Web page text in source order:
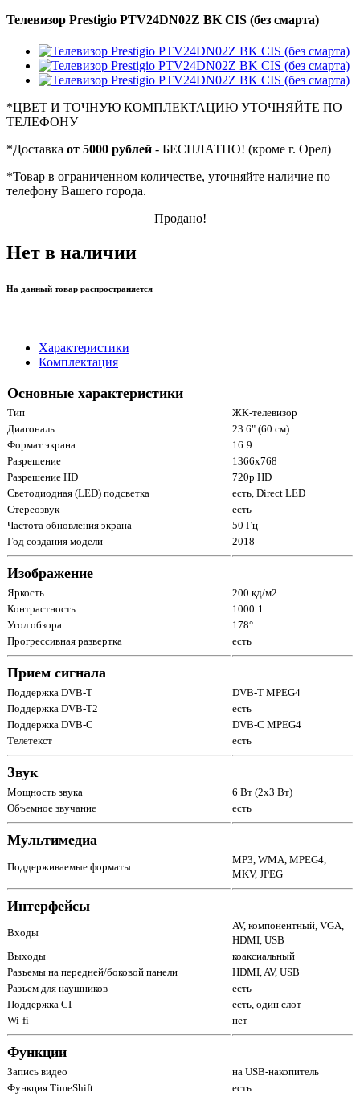
Телевизор Prestigio PTV24DN02Z BK CIS (без смарта)
*ЦВЕТ И ТОЧНУЮ КОМПЛЕКТАЦИЮ УТОЧНЯЙТЕ ПО
ТЕЛЕФОНУ
*Доставка от 5000 рублей - БЕСПЛАТНО! (кроме г. Орел)
*Товар в ограниченном количестве, уточняйте наличие по
телефону Вашего города.
Продано!
Нет в наличии
На данный товар распространяется
Характеристики
Комплектация
Основные характеристики
Тип
ЖК-телевизор
Диагональ
23.6" (60 см)
Формат экрана
16:9
Разрешение
1366x768
Разрешение HD
720p HD
Светодиодная (LED) подсветка
есть, Direct LED
Стереозвук
есть
Частота обновления экрана
50 Гц
Год создания модели
2018
Изображение
Яркость
200 кд/м2
Контрастность
1000:1
Угол обзора
178°
Прогрессивная развертка
есть
Прием сигнала
Поддержка DVB-T
DVB-T MPEG4
Поддержка DVB-T2
есть
Поддержка DVB-C
DVB-C MPEG4
Телетекст
есть
Звук
Мощность звука
6 Вт (2х3 Вт)
Объемное звучание
есть
Мультимедиа
Поддерживаемые форматы
MP3, WMA, MPEG4,
MKV, JPEG
Интерфейсы
Входы
AV, компонентный, VGA,
HDMI, USB
Выходы
коаксиальный
Разъемы на передней/боковой панели
HDMI, AV, USB
Разъем для наушников
есть
Поддержка CI
есть, один слот
Wi-fi
нет
Функции
Запись видео
на USB-накопитель
Функция TimeShift
есть